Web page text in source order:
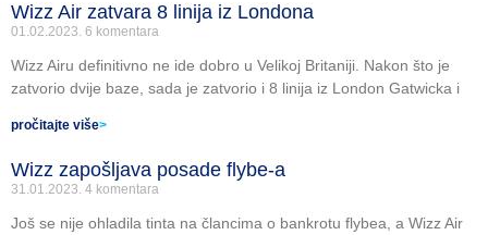
Wizz Air zatvara 8 linija iz Londona
01.02.2023. 6 komentara
Wizz Airu definitivno ne ide dobro u Velikoj Britaniji. Nakon što je
zatvorio dvije baze, sada je zatvorio i 8 linija iz London Gatwicka i
pročitajte više>
Wizz zapošljava posade flybe-a
31.01.2023. 4 komentara
Još se nije ohladila tinta na člancima o bankrotu flybea, a Wizz Air